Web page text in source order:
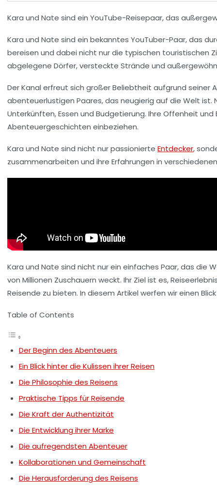
Kara und Nate sind ein YouTube-Reisepaar, das
Kara und Nate sind ein bekanntes YouTuber-Paar, das
bereisen und dabei nicht nur die typischen touristischen
abgelegene Dörfer, versteckte Strände und
DerKanal erfreut sich großer Beliebtheit aufgrund seiner
abenteuerlustigen Paares, das neugierig auf die Welt
Unterkünften, Essen und Budgetierung. Ihre Offenheit und
Abenteuergeschichten einbeziehen.
Kara und Nate sind nicht nur passionierte Entdecker,
zusammenarbeiten und ihre Erfahrungen in
Kara und Nate sind nicht nur ein einfaches Paar, das die
von Millionen Zuschauern weckt. Ihr Ziel ist es,
Reisende zu bieten. In diesem Artikel werfen wir einen
Table of Contents
Der Beginn des Abenteuers
Ein Blick hinter die Kulissen ihrer Reisen
Die Philosophie des Reisens
Praktische Tipps für Reisende
Die Kraft der Authentizität
Die Entwicklung ihrer Marke
Die aufregendsten Abenteuer
Kollaborationen und Gemeinschaft
Die Herausforderung des Reisens